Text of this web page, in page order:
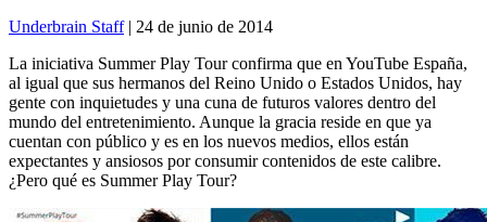
Underbrain Staff| 24 de junio de 2014
La iniciativa Summer Play Tour confirma que en YouTube España,
al igual que sus hermanos del Reino Unido o Estados Unidos, hay
gente con inquietudes y una cuna de futuros valores dentro del
mundo del entretenimiento. Aunque la gracia reside en que ya
cuentan con público y es en los nuevos medios, ellos están
expectantes y ansiosos por consumir contenidos de este calibre.
¿Pero qué es Summer Play Tour?